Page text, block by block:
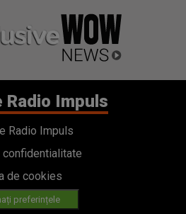
Radio Impuls
Radio Impuls
de cookies
preferințele